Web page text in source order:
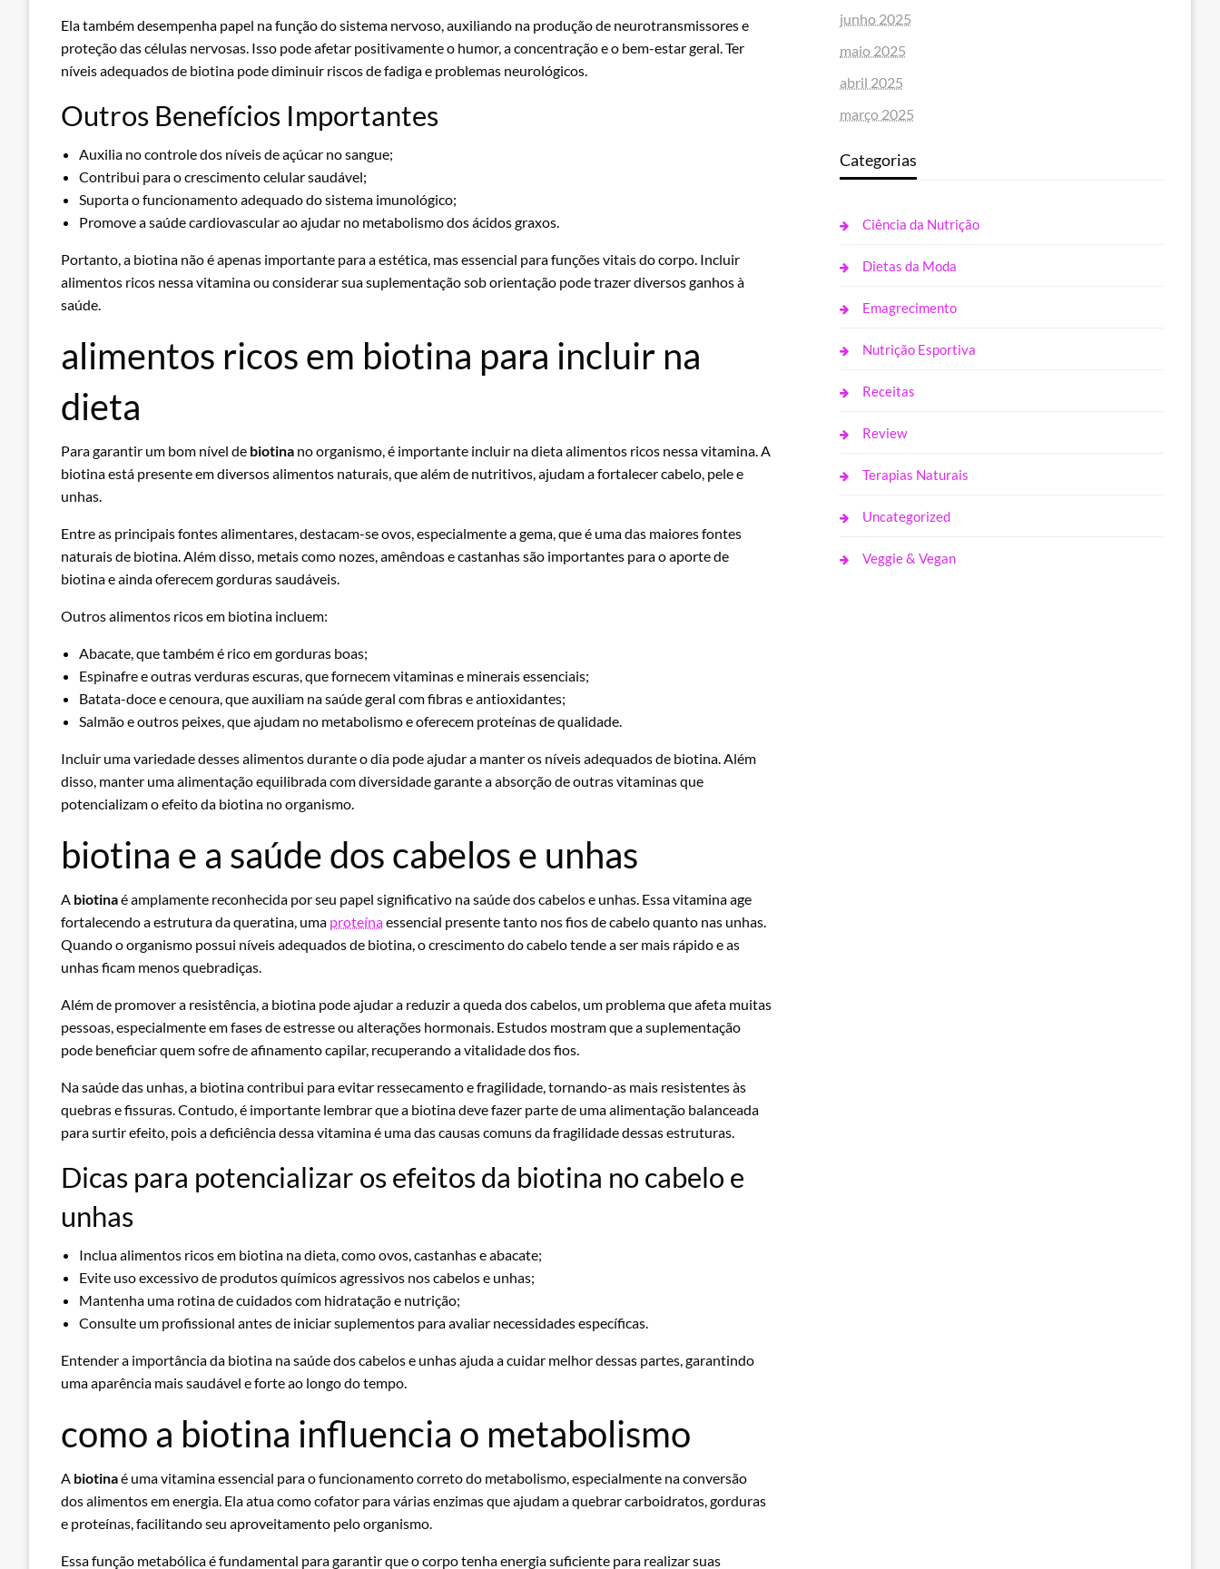
Ela também desempenha papel na função do sistema nervoso, auxiliando na produção de neurotransmissores e
proteção das células nervosas. Isso pode afetar positivamente o humor, a concentração e o bem-estar geral. Ter
níveis adequados de biotina pode diminuir riscos de fadiga e problemas neurológicos.
Outros Benefícios Importantes
Auxilia no controle dos níveis de açúcar no sangue;
Contribui para o crescimento celular saudável;
Suporta o funcionamento adequado do sistema imunológico;
Promove a saúde cardiovascular ao ajudar no metabolismo dos ácidos graxos.
Portanto, a biotina não é apenas importante para a estética, mas essencial para funções vitais do corpo. Incluir
alimentos ricos nessa vitamina ou considerar sua suplementação sob orientação pode trazer diversos ganhos à
saúde.
alimentos ricos em biotina para incluir na
dieta
Para garantir um bom nível de biotina no organismo, é importante incluir na dieta alimentos ricos nessa vitamina. A
biotina está presente em diversos alimentos naturais, que além de nutritivos, ajudam a fortalecer cabelo, pele e
unhas.
Entre as principais fontes alimentares, destacam-se ovos, especialmente a gema, que é uma das maiores fontes
naturais de biotina. Além disso, metais como nozes, amêndoas e castanhas são importantes para o aporte de
biotina e ainda oferecem gorduras saudáveis.
Outros alimentos ricos em biotina incluem:
Abacate, que também é rico em gorduras boas;
Espinafre e outras verduras escuras, que fornecem vitaminas e minerais essenciais;
Batata-doce e cenoura, que auxiliam na saúde geral com fibras e antioxidantes;
Salmão e outros peixes, que ajudam no metabolismo e oferecem proteínas de qualidade.
Incluir uma variedade desses alimentos durante o dia pode ajudar a manter os níveis adequados de biotina. Além
disso, manter uma alimentação equilibrada com diversidade garante a absorção de outras vitaminas que
potencializam o efeito da biotina no organismo.
biotina e a saúde dos cabelos e unhas
A biotinaé amplamente reconhecida por seu papel significativo na saúde dos cabelos e unhas. Essa vitamina age
fortalecendo a estrutura da queratina, uma proteínaessencial presente tanto nos fios de cabelo quanto nas unhas.
Quando o organismo possui níveis adequados de biotina, o crescimento do cabelo tende a ser mais rápido e as
unhas ficam menos quebradiças.
Além de promover a resistência, a biotina pode ajudar a reduzir a queda dos cabelos, um problema que afeta muitas
pessoas, especialmente em fases de estresse ou alterações hormonais. Estudos mostram que a suplementação
pode beneficiar quem sofre de afinamento capilar, recuperando a vitalidade dos fios.
Na saúde das unhas, a biotina contribui para evitar ressecamento e fragilidade, tornando-as mais resistentes às
quebras e fissuras. Contudo, é importante lembrar que a biotina deve fazer parte de uma alimentação balanceada
para surtir efeito, pois a deficiência dessa vitamina é uma das causas comuns da fragilidade dessas estruturas.
Dicas para potencializar os efeitos da biotina no cabelo e
unhas
Inclua alimentos ricos em biotina na dieta, como ovos, castanhas e abacate;
Evite uso excessivo de produtos químicos agressivos nos cabelos e unhas;
Mantenha uma rotina de cuidados com hidratação e nutrição;
Consulte um profissional antes de iniciar suplementos para avaliar necessidades específicas.
Entender a importância da biotina na saúde dos cabelos e unhas ajuda a cuidar melhor dessas partes, garantindo
uma aparência mais saudável e forte ao longo do tempo.
como a biotina influencia o metabolismo
A biotinaé uma vitamina essencial para o funcionamento correto do metabolismo, especialmente na conversão
dos alimentos em energia. Ela atua como cofator para várias enzimas que ajudam a quebrar carboidratos, gorduras
e proteínas, facilitando seu aproveitamento pelo organismo.
Essa função metabólica é fundamental para garantir que o corpo tenha energia suficiente para realizar suas
junho 2025
maio 2025
abril 2025
março 2025
Categorias
Ciência da Nutrição
Dietas da Moda
Emagrecimento
Nutrição Esportiva
Receitas
Review
Terapias Naturais
Uncategorized
Veggie & Vegan